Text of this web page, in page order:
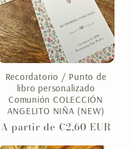
Recordatorio / Punto de
libro personalizado
Comunión COLECCIÓN
ANGELITO NIÑA (NEW)
Precio
A partir de €2,60 EUR